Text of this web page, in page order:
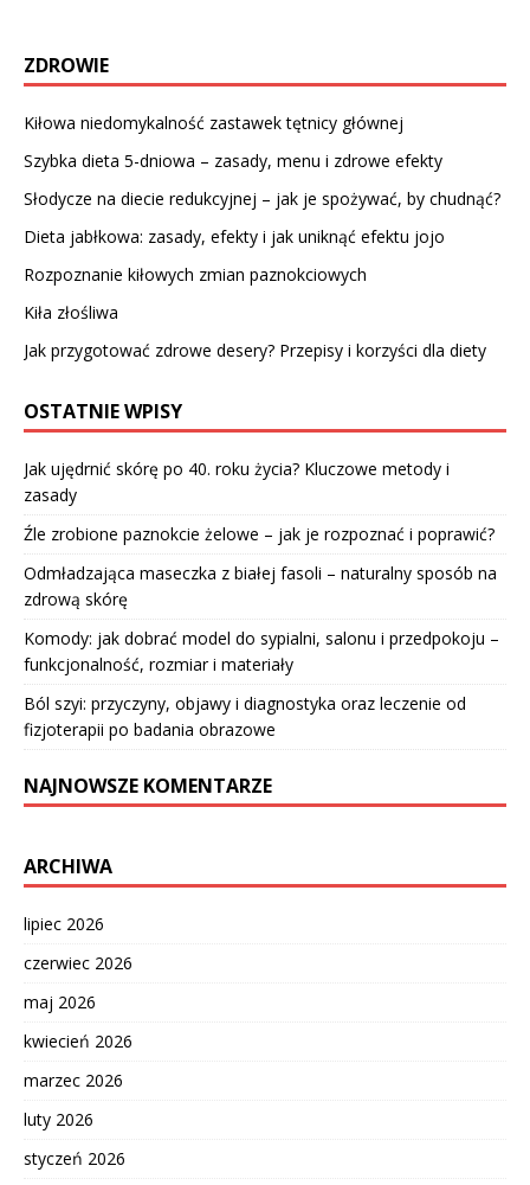
ZDROWIE
Kiłowa niedomykalność zastawek tętnicy głównej
Szybka dieta 5-dniowa – zasady, menu i zdrowe efekty
Słodycze na diecie redukcyjnej – jak je spożywać, by chudnąć?
Dieta jabłkowa: zasady, efekty i jak uniknąć efektu jojo
Rozpoznanie kiłowych zmian paznokciowych
Kiła złośliwa
Jak przygotować zdrowe desery? Przepisy i korzyści dla diety
OSTATNIE WPISY
Jak ujędrnić skórę po 40. roku życia? Kluczowe metody i
zasady
Źle zrobione paznokcie żelowe – jak je rozpoznać i poprawić?
Odmładzająca maseczka z białej fasoli – naturalny sposób na
zdrową skórę
Komody: jak dobrać model do sypialni, salonu i przedpokoju –
funkcjonalność, rozmiar i materiały
Ból szyi: przyczyny, objawy i diagnostyka oraz leczenie od
fizjoterapii po badania obrazowe
NAJNOWSZE KOMENTARZE
ARCHIWA
lipiec 2026
czerwiec 2026
maj 2026
kwiecień 2026
marzec 2026
luty 2026
styczeń 2026